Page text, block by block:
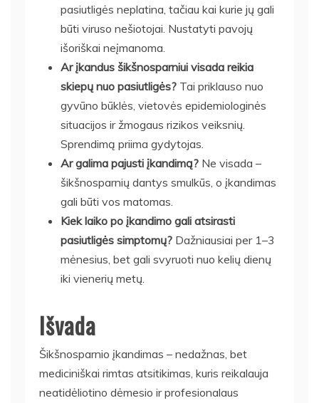
pasiutligės neplatina, tačiau kai kurie jų gali
būti viruso nešiotojai. Nustatyti pavojų
išoriškai neįmanoma.
Ar įkandus šikšnosparniui visada reikia
skiepų nuo pasiutligės? Tai priklauso nuo
gyvūno būklės, vietovės epidemiologinės
situacijos ir žmogaus rizikos veiksnių.
Sprendimą priima gydytojas.
Ar galima pajusti įkandimą? Ne visada –
šikšnosparnių dantys smulkūs, o įkandimas
gali būti vos matomas.
Kiek laiko po įkandimo gali atsirasti
pasiutligės simptomų? Dažniausiai per 1–3
mėnesius, bet gali svyruoti nuo kelių dienų
iki vienerių metų.
Išvada
Šikšnosparnio įkandimas – nedažnas, bet
mediciniškai rimtas atsitikimas, kuris reikalauja
neatidėliotino dėmesio ir profesionalaus